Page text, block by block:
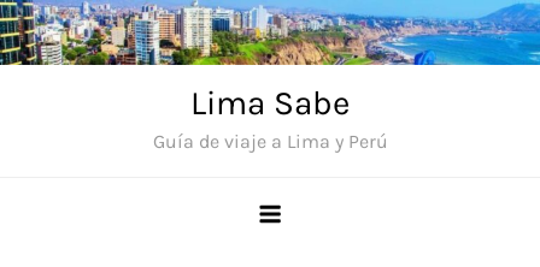
Saltar
al
Lima Sabe
Guía de viaje a Lima y Perú